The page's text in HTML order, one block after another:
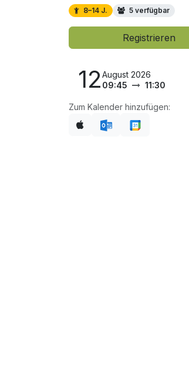
8–14 J. 5 verfügbar
Registrieren
12August 2026
09:45
11:30
Zum Kalender hinzufügen: